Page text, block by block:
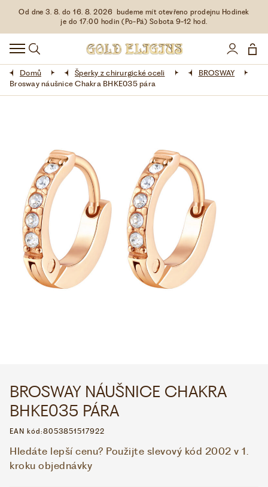
Od dne 3. 8. do 16. 8. 2026 budeme mít otevřeno prodejnu Hodinek
je do 17:00 hodin (Po-Pá) Sobota 9-12 hod.
HODINKY
DOPLŇKY
ŠPERKY
LIMITOVANÉ EDICE
LÁSKA ❤
VŠE O NÁKUPU
KONTAKT
Domů Šperky z chirurgické oceli
BROSWAY
Brosway náušnice Chakra BHKE035 pára
BROSWAY NÁUŠNICE CHAKRA
BHKE035 PÁRA
EAN kód:8053851517922
Hledáte lepší cenu? Použijte slevový kód 2002 v 1.
kroku objednávky